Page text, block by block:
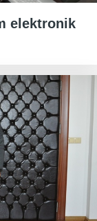
elektronik